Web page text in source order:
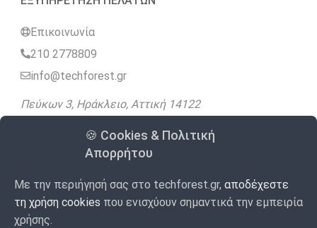
🍪 Cookies & Πολιτική
Απορρήτου
Με την περιήγησή σας στο techforest.gr, αποδέχεστε
τη χρήση cookies που ενισχύουν σημαντικά την εμπειρία
χρήσης.
Επικοινωνία
210 2778809
info@techforest.gr
Πεύκων 3, Ηράκλειο, Αττική 14122
Ακολουθήστε μας
Google 4.9 98 Αξιολογήσεις